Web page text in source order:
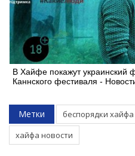
В Хайфе покажут украинский
Каннского фестиваля -
Метки беспорядки хайфа
хайфа новости